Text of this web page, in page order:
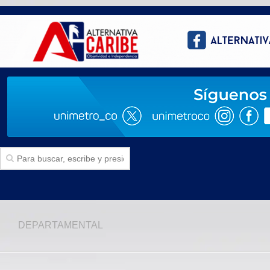
Politica
DEPARTAMENTAL